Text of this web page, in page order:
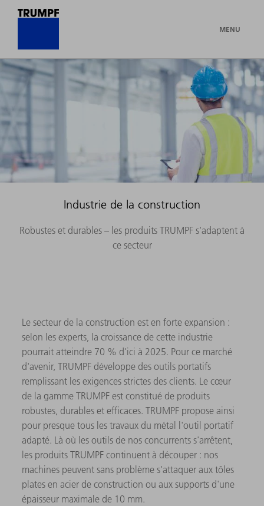
MENU
Industrie de la construction
Robustes et durables – les produits TRUMPF s'adaptent à
ce secteur
Le secteur de la construction est en forte expansion :
selon les experts, la croissance de cette industrie
pourrait atteindre 70 % d'ici à 2025. Pour ce marché
d'avenir, TRUMPF développe des outils portatifs
remplissant les exigences strictes des clients. Le cœur
de la gamme TRUMPF est constitué de produits
robustes, durables et efficaces. TRUMPF propose ainsi
pour presque tous les travaux du métal l'outil portatif
adapté. Là où les outils de nos concurrents s'arrêtent,
les produits TRUMPF continuent à découper : nos
machines peuvent sans problème s'attaquer aux tôles
plates en acier de construction ou aux supports d'une
épaisseur maximale de 10 mm.